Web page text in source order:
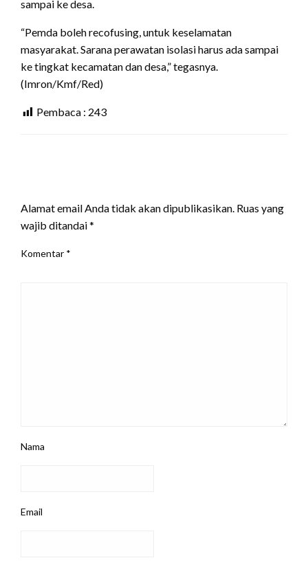
sampai ke desa.
“Pemda boleh recofusing, untuk keselamatan
masyarakat. Sarana perawatan isolasi harus ada sampai
ke tingkat kecamatan dan desa,” tegasnya.
(Imron/Kmf/Red)
Pembaca : 243
Alamat email Anda tidak akan dipublikasikan. Ruas yang
wajib ditandai*
Komentar *
Nama
Email